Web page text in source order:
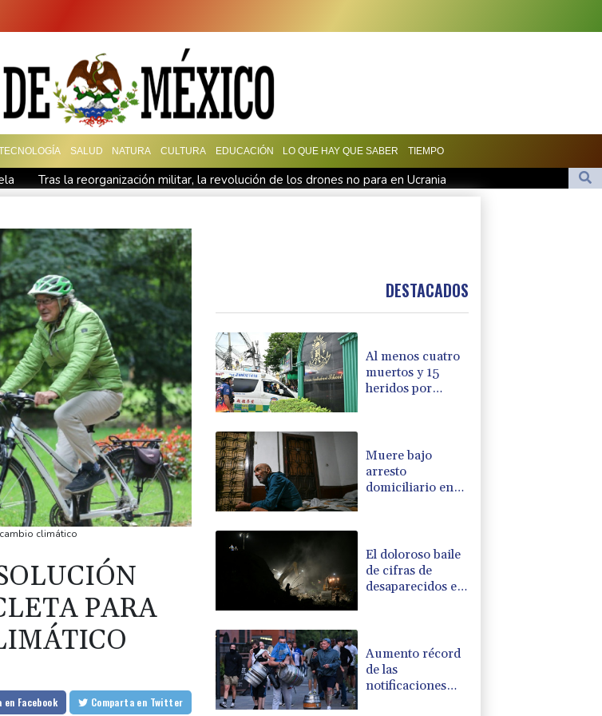
SALUD NATURA CULTURA EDUCACIÓN LO QUE HAY QUE SABER TIEMPO
Tras la reorganización militar, la revolución de los drones no para en Ucrania
Infantino encuentra amparo en África ante la presión de la UEFA
bajo presión de la UEFA y la Conmebol
bajo arresto domiciliario en Venezuela un preso político de origen uruguayo
climático
PARA
en Facebook Comparta en Twitter
DESTACADOS
Al menos cuatro
muertos y 15
heridos por
Muere bajo
arresto
domiciliario en
El doloroso baile
de cifras de
desaparecidos en
Aumento récord
de las
notificaciones